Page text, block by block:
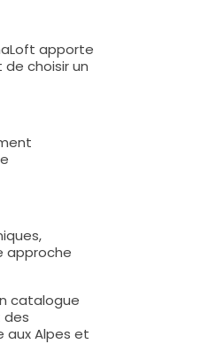
apporte
choisir un
approche
catalogue
des
aux Alpes et